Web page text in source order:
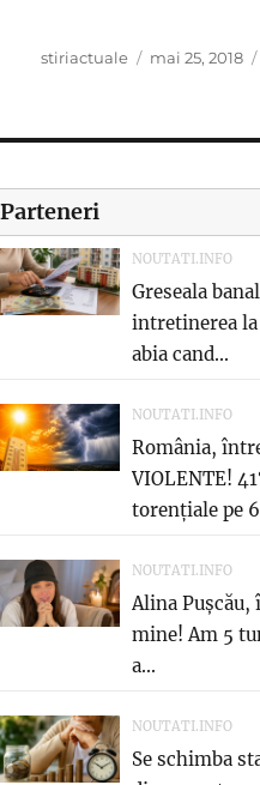
Author
stiriactuale
Posted
mai 25, 2018
Parteneri
NOUTATI.INFO
Greseala
intretinerea
abia cand...
NOUTATI.INFO
România,
VIOLENTE!
torențiale pe
NOUTATI.INFO
Alina
mine! Am 5
a...
NOUTATI.INFO
Se schimba